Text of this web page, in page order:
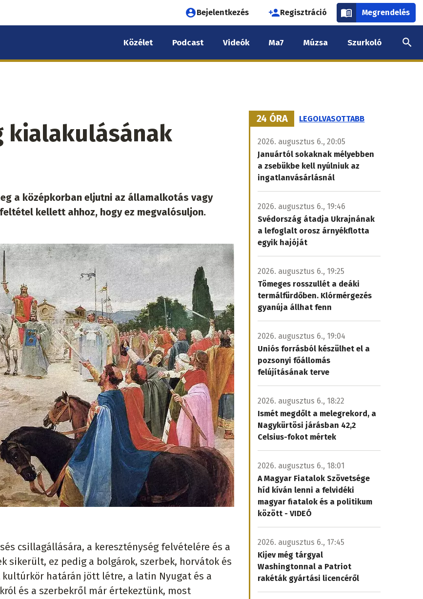
Felhasználói
fiók
menüje
Bejelentkezés Regisztráció Megrendelés
Közélet Podcast Videók Ma7 Múzsa Szurkoló
kialakulásának
a középkorban eljutni az államalkotás vagy
kellett ahhoz, hogy ez megvalósuljon.
csillagállására, a kereszténység felvételére és a
sikerült, ez pedig a bolgárok, szerbek, horvátok és
kultúrkör határán jött létre, a latin Nyugat és a
és a szerbekről már értekeztünk, most
24 ÓRA LEGOLVASOTTABB
2026. augusztus 6., 20:05
Januártól sokaknak mélyebben
a zsebükbe kell nyúlniuk az
ingatlanvásárlásnál
2026. augusztus 6., 19:46
Svédország átadja Ukrajnának
a lefoglalt orosz árnyékflotta
egyik hajóját
2026. augusztus 6., 19:25
Tömeges rosszullét a deáki
termálfürdőben. Klórmérgezés
gyanúja állhat fenn
2026. augusztus 6., 19:04
Uniós forrásból készülhet el a
pozsonyi főállomás
felújításának terve
2026. augusztus 6., 18:22
Ismét megdőlt a melegrekord, a
Nagykürtösi járásban 42,2
Celsius-fokot mértek
2026. augusztus 6., 18:01
A Magyar Fiatalok Szövetsége
híd kíván lenni a felvidéki
magyar fiatalok és a politikum
között - VIDEÓ
2026. augusztus 6., 17:45
Kijev még tárgyal
Washingtonnal a Patriot
rakéták gyártási licencéről